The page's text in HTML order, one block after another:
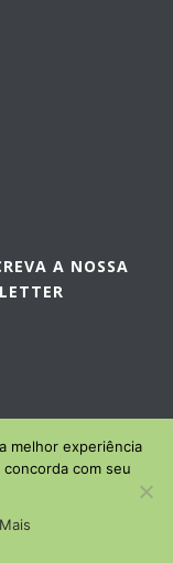
A NOSSA
melhor experiência
com seu